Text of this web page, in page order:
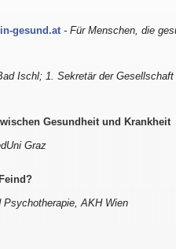
gesund.at- Für Menschen, die
Ischl; 1. Sekretär der
Gesundheit und Krankheit
Graz
AKH Wien